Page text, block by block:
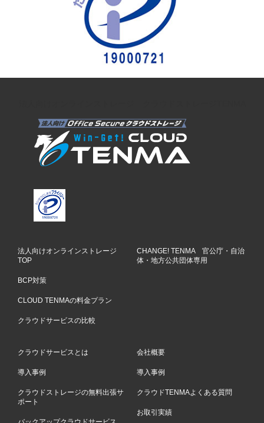
法人向けオンラインストレージ
TOP
BCP対策
CLOUD TENMAの料金プラン
クラウドサービスの比較
CHANGE! TENMA 官公庁・自治
体・地方公共団体専用
クラウドサービスとは
導入事例
クラウドストレージの無料出張サ
ポート
会社概要
導入事例
クラウドTENMAよくある質問
お取引実績